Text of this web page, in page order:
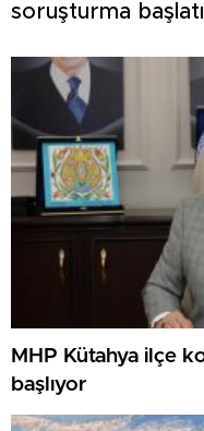
soruşturma
MHP Kütahya ilçe
başlıyor